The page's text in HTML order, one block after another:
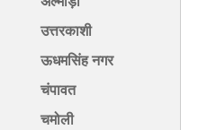
उत्तरकाशी
ऊधमसिंह नगर
चंपावत
चमोली